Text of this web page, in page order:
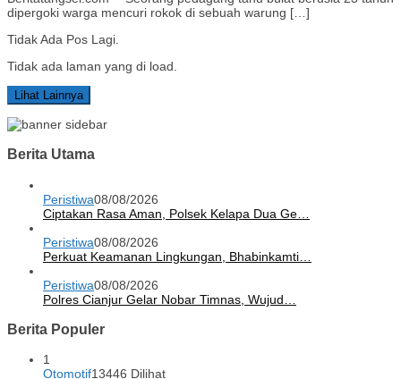
dipergoki warga mencuri rokok di sebuah warung […]
Tidak Ada Pos Lagi.
Tidak ada laman yang di load.
Lihat Lainnya
Berita Utama
Peristiwa08/08/2026
Ciptakan Rasa Aman, Polsek Kelapa Dua Ge…
Peristiwa08/08/2026
Perkuat Keamanan Lingkungan, Bhabinkamti…
Peristiwa08/08/2026
Polres Cianjur Gelar Nobar Timnas, Wujud…
Berita Populer
1
Otomotif13446 Dilihat